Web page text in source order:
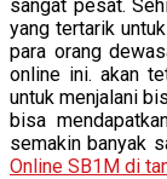
sangat pesat.
yang tertarik
para orang
online ini. akan
untuk menjalani
bisa
semakin banyak
Online SB1M di